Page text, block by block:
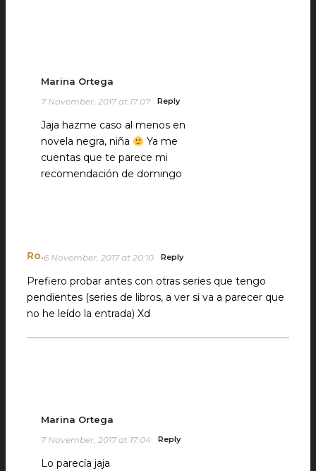
Marina Ortega
7 November, 2017 at 17:07 Reply
Jaja hazme caso al menos en
novela negra, niña
Ya me
cuentas que te parece mi
recomendación de domingo
Ro.6 November, 2017 at 20:10 Reply
Prefiero probar antes con otras series que tengo
pendientes (series de libros, a ver si va a parecer que
no he leído la entrada) Xd
Marina Ortega
7 November, 2017 at 17:04 Reply
Lo parecía jaja